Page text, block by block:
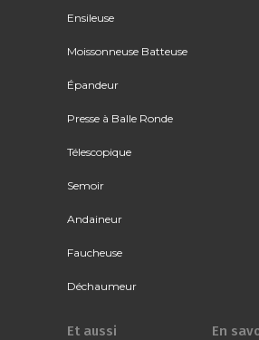
Ensileuse
Moissonneuse Batteuse
Épandeur
Presse à Balle Ronde
Télescopique
Semoir
Andaineur
Faucheuse
Déchaumeur
Et aussi En